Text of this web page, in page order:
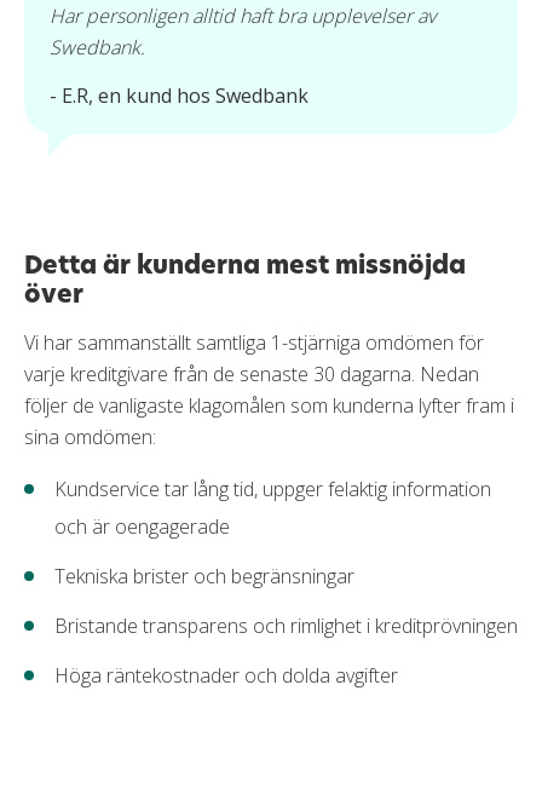
Har personligen alltid haft bra upplevelser av
Swedbank.
- E.R, en kund hos Swedbank
Detta är kunderna mest missnöjda
över
Vi har sammanställt samtliga 1-stjärniga omdömen för
varje kreditgivare från de senaste 30 dagarna. Nedan
följer de vanligaste klagomålen som kunderna lyfter fram i
sina omdömen:
Kundservice tar lång tid, uppger felaktig information
och är oengagerade
Tekniska brister och begränsningar
Bristande transparens och rimlighet i kreditprövningen
Höga räntekostnader och dolda avgifter